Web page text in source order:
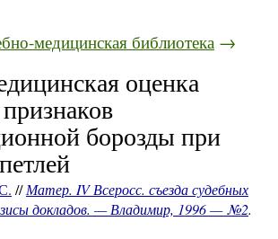
медицинская библиотека →
оценка
борозды при
//Матер. IV Всеросс. съезда судебных
докладов. — Владимир, 1996 — №2.